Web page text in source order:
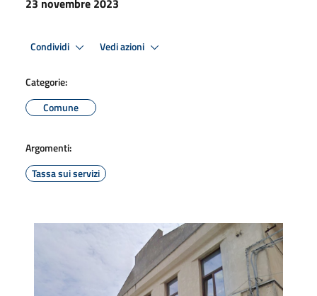
23 novembre 2023
Condividi Vedi azioni
Categorie:
Comune
Argomenti:
Tassa sui servizi